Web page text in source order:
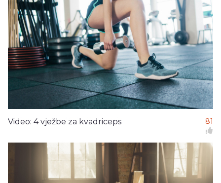
Video: 4 vježbe za kvadriceps 81